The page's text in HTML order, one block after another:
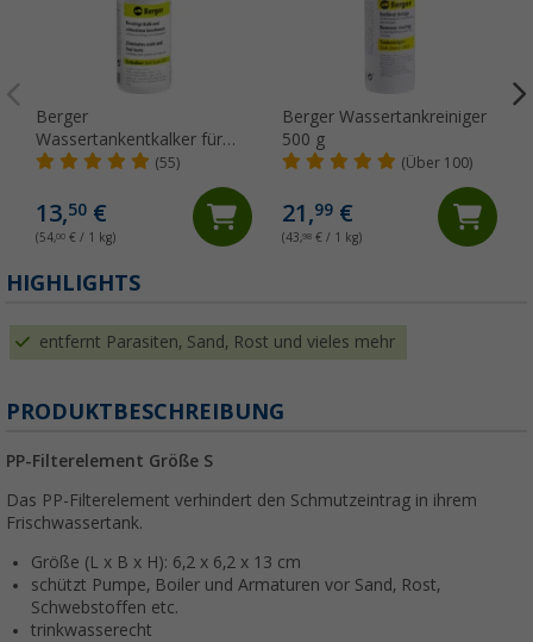
Berger
Wassertankentkalker für
250 l
(55)
13,50 €
(54,00 € / 1 kg)
Berger Wassertankreiniger
500 g
(Über 100)
21,99€
(43,98€ / 1 kg)
HIGHLIGHTS
entfernt Parasiten, Sand, Rost und vieles mehr
PRODUKTBESCHREIBUNG
PP-Filterelement Größe S
Das PP-Filterelement verhindert den Schmutzeintrag in ihrem
Frischwassertank.
Größe (L x B x H): 6,2 x 6,2 x 13 cm
schützt Pumpe, Boiler und Armaturen vor Sand, Rost,
Schwebstoffen etc.
trinkwasserecht